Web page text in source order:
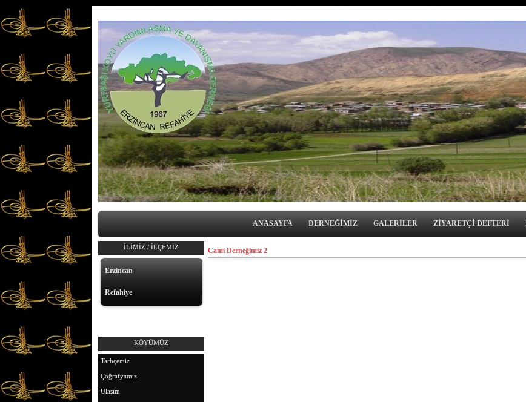
ANASAYFA DERNEĞİMİZ GALERİLER ZİYARETÇİ DEFTERİ
İLİMİZ / İLÇEMİZ
Erzincan
Refahiye
KÖYÜMÜZ
Tarhçemiz
Çoğrafyamız
Ulaşım
Cami Derneğimiz 2